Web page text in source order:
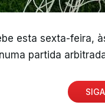
esta sexta-feira,
partida